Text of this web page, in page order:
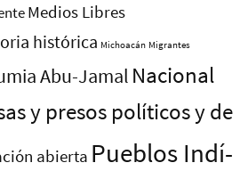
Medios Libres
histórica Michoacán Migrantes
Abu-Jamal Nacional
y presos polí­ticos y de
abierta Pueblos Indí­